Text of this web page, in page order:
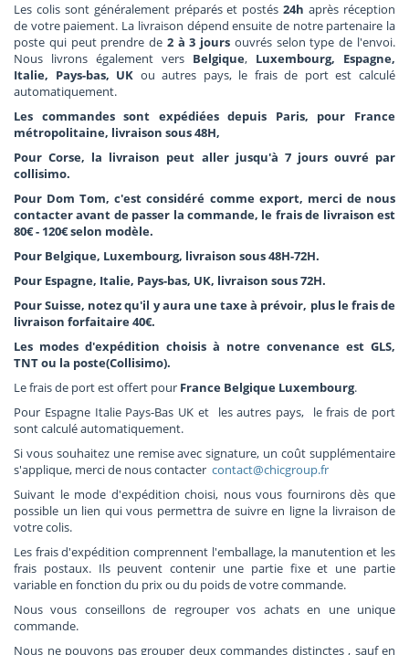
Les colis sont généralement préparés et postés24haprès réception
de votre paiement. La livraison dépend ensuite de notre partenaire la
poste qui peut prendre de 2 à 3 jours ouvrés selon type de l'envoi.
Nous livrons également vers Belgique, Luxembourg, Espagne,
Italie, Pays-bas, UK ou autres pays, le frais de port est calculé
automatiquement.
Les commandes sont expédiées depuis Paris, pour France
métropolitaine, livraison sous 48H,
Pour Corse, la livraison peut aller jusqu'à 7 jours ouvré par
collisimo.
Pour Dom Tom, c'est considéré comme export, merci de nous
contacter avant de passer la commande, le frais de livraison est
80€ - 120€ selon modèle.
Pour Belgique, Luxembourg, livraison sous 48H-72H.
Pour Espagne, Italie, Pays-bas, UK, livraison sous 72H.
Pour Suisse, notez qu'il y aura une taxe à prévoir, plus le frais de
livraison forfaitaire 40€.
Les modes d'expédition choisis à notre convenance est GLS,
TNT ou la poste(Collisimo).
Le frais de port est offert pour France Belgique Luxembourg.
Pour Espagne Italie Pays-Bas UK et les autres pays, le frais de port
sont calculé automatiquement.
Si vous souhaitez une remise avec signature, un coût supplémentaire
s'applique, merci de nous contacter contact@chicgroup.fr
Suivant le mode d'expédition choisi, nous vous fournirons dès que
possible un lien qui vous permettra de suivre en ligne la livraison de
votre colis.
Les frais d'expédition comprennent l'emballage, la manutention et les
frais postaux. Ils peuvent contenir une partie fixe et une partie
variable en fonction du prix ou du poids de votre commande.
Nous vous conseillons de regrouper vos achats en une unique
commande.
Nous ne pouvons pas grouper deux commandes distinctes , sauf en